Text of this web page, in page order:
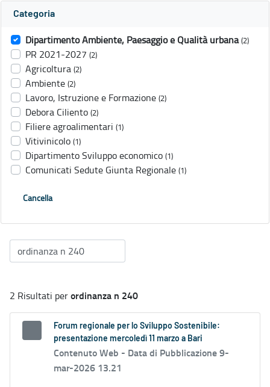
Categoria
Dipartimento Ambiente, Paesaggio e Qualità urbana (2)
PR 2021-2027 (2)
Agricoltura (2)
Ambiente (2)
Lavoro, Istruzione e Formazione (2)
Debora Ciliento (2)
Filiere agroalimentari (1)
Vitivinicolo (1)
Dipartimento Sviluppo economico (1)
Comunicati Sedute Giunta Regionale (1)
Cancella
2 Risultati perordinanza n 240
Forum regionale per lo Sviluppo Sostenibile:
presentazione mercoledì 11 marzo a Bari
Contenuto Web - Data di Pubblicazione 9-
mar-2026 13.21